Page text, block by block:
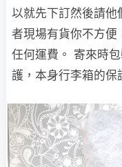
以就先下訂然後請他
者現場有貨你不方便
任何運費。 寄來時
護，本身行李箱的保